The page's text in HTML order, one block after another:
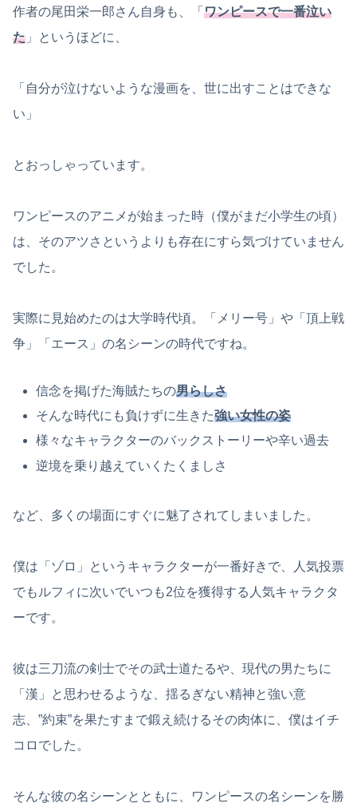
作者の尾田栄一郎さん自身も、「 ワンピースで一番泣い
た 」というほどに、
「自分が泣けないような漫画を、世に出すことはできな
い」
とおっしゃっています。
ワンピースのアニメが始まった時（僕がまだ小学生の頃）
は、そのアツさというよりも存在にすら気づけていません
でした。
実際に見始めたのは大学時代頃。「メリー号」や「頂上戦
争」「エース」の名シーンの時代ですね。
信念を掲げた海賊たちの男らしさ
そんな時代にも負けずに生きた強い女性の姿
様々なキャラクターのバックストーリーや辛い過去
逆境を乗り越えていくたくましさ
など、多くの場面にすぐに魅了されてしまいました。
僕は「ゾロ」というキャラクターが一番好きで、人気投票
でもルフィに次いでいつも2位を獲得する人気キャラクタ
ーです。
彼は三刀流の剣士でその武士道たるや、現代の男たちに
「漢」と思わせるような、揺るぎない精神と強い意
志、”約束”を果たすまで鍛え続けるその肉体に、僕はイチ
コロでした。
そんな彼の名シーンとともに、ワンピースの名シーンを勝